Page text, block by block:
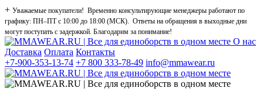
+ Уважаемые покупатели! Временно консультирующие менеджеры работают по
графику: ПН–ПТ с 10:00 до 18:00 (МСК). Ответы на обращения в выходные дни
могут поступать с задержкой. Благодарим за понимание!
О нас
Доставка Оплата Контакты
+7-900-353-13-74 +7 800 333-78-49 info@mmawear.ru